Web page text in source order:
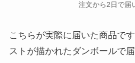
注文から2日で届
こちらが実際に届いた商品で
ストが描かれたダンボールで届